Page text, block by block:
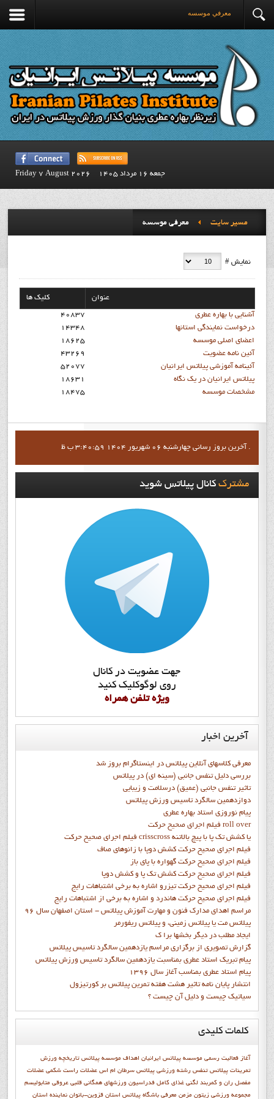
معرفي موسسه
جمعه 16 مرداد 1405 Friday 7 August 2026
مسیر سایت معرفي موسسه
نمایش #
عنوان کلیک ها
آشنايي با بهاره عطري
40837
درخواست نمايندگي استانها
14348
اعضاي اصلي موسسه
18625
آئين نامه عضويت
43269
آئينامه آموزشي پيلاتس ايرانيان
52077
پيلاتس ايرانيان در يک نگاه
18631
مشخصات موسسه
18475
آخرين بروز رساني چهارشنبه 06 شهریور 1404 3:40:59 ب ظ .
مشترککانال پيلاتس شويد
جهت عضويت در کانال
روي لوگوکليک کنيد
ويژه تلفن همراه
آخرین اخبار
معرفی کلاسهای آنلاین پیلاتس در اینستاگرام بروز شد
بررسی دلیل تنفس جانبی (سینه ای) در پیلاتس
تاثیر تنفس جانبی (عمیق) درسلامت و زیبایی
دوازدهمين سالگرد تاسيس ورزش پيلاتس
پيام نوروزي استاد بهاره عطري
فيلم اجراي صحيح حرکت roll over
فيلم اجراي صحيح حركت crisscross يا كشش تك پا با پيچ بالاتنه
فيلم اجراي صحيح حرکت كشش دوپا با زانوهاي صاف
فيلم اجراي صحيح حرکت گهواره با پاي باز
فيلم اجراي صحيح حرکت کشش تک پا و کشش دوپا
فيلم اجراي صحيح حرکت تيزرو اشاره به برخي اشتباهات رايج
فيلم اجراي صحيح حرکت هاندرد و اشاره به برخي از اشتباهات رايج
مراسم اهدای مدارک فنون و مهارت آموزش پیلاتس - استان اصفهان سال 96
پیلاتس مت یا پیلاتس زمینی، و پیلاتس ریفورمر
ايجاد مطلب در ديگر بخشها برا ک
گزارش تصويري از برگزاري مراسم يازدهمين سالگرد تاسيس پيلاتس
پيام تبريک استاد عطري بمناسبت يازدهمين سالگرد تاسيس ورزش پيلاتس
پيام استاد عطري بمناسب آغاز سال 1396
انتشار پايان نامه تاثیر هشت هفته تمرین پیلاتس بر کورتیزول
سیاتیک چیست و دلیل آن چیست ؟
کلماتکلیدی
آغاز فعاليت رسمي موسسه پيلاتس ايرانيان اهداف موسسه پيلاتس تاريخچه ورزش
تمرینات پیلاتس تنفس رشته ورزشي پيلاتس سرطان ام اس عضلات راست شکمی عضلات
مفصل ران و کمربند لگنی غذای کامل فدراسيون ورزشهاي همگاني قلبی عروقی متابوليسم
مجموعه ورزشی زیتون مزمن معرفي باشگاه پيلاتس استان قزوين-بانوان نماينده استان